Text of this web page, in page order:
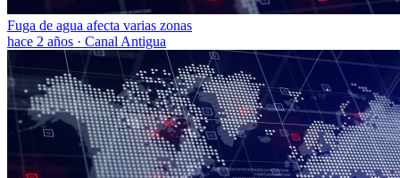
Fuga de agua afecta varias zonas
hace 2 años · Canal Antigua